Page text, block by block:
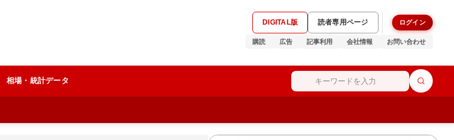
DIGITAL版 読者専用ページ ログイン
購読 広告 記事利用 会社情報 お問い合わせ
相場・統計データ